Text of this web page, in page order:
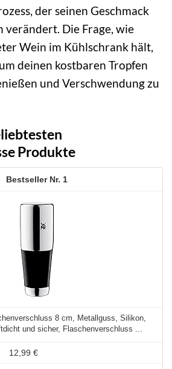
der seinen Geschmack
verändert. Die Frage, wie
Wein im Kühlschrank hält,
deinen kostbaren Tropfen
und Verschwendung zu
Produkte
1
8 cm, Metallguss, Silikon,
und sicher, Flaschenverschluss ...
12,99 €